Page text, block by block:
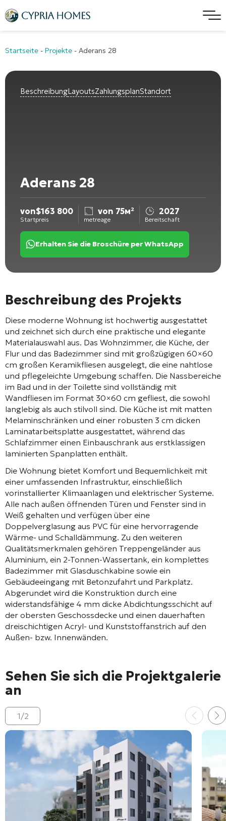
Startseite - Projekte - Aderans 28
BeschreibungLayoutsZahlungsplanStandort
Aderans 28
von$163 800
Startpreis
von 75м²
metreage
2027
Bereitschaft
Erhalten Sie die Broschüre per WhatsApp
Beschreibung des Projekts
Diese moderne Wohnung ist hochwertig ausgestattet
und zeichnet sich durch eine praktische und elegante
Materialauswahl aus. Das Wohnzimmer, die Küche, der
Flur und das Badezimmer sind mit großzügigen 60×60
cm großen Keramikfliesen ausgelegt, die eine nahtlose
und pflegeleichte Umgebung schaffen. Die Nassbereiche
im Bad und in der Toilette sind vollständig mit
Wandfliesen im Format 30×60 cm gefliest, die sowohl
langlebig als auch stilvoll sind. Die Küche ist mit matten
Melaminschränken und einer robusten 3 cm dicken
Laminatarbeitsplatte ausgestattet, während das
Schlafzimmer einen Einbauschrank aus erstklassigen
laminierten Spanplatten enthält.
Die Wohnung bietet Komfort und Bequemlichkeit mit
einer umfassenden Infrastruktur, einschließlich
vorinstallierter Klimaanlagen und elektrischer Systeme.
Alle nach außen öffnenden Türen und Fenster sind in
Weiß gehalten und verfügen über eine
Doppelverglasung aus PVC für eine hervorragende
Wärme- und Schalldämmung. Zu den weiteren
Qualitätsmerkmalen gehören Treppengeländer aus
Aluminium, ein 2-Tonnen-Wassertank, ein komplettes
Badezimmer mit Glasduschkabine sowie ein
Gebäudeeingang mit Betonzufahrt und Parkplatz.
Abgerundet wird die Konstruktion durch eine
widerstandsfähige 4 mm dicke Abdichtungsschicht auf
der obersten Geschossdecke und einen dauerhaften
dreischichtigen Acryl- und Kunststoffanstrich auf den
Außen- bzw. Innenwänden.
Sehen Sie sich die Projektgalerie
an
1/2